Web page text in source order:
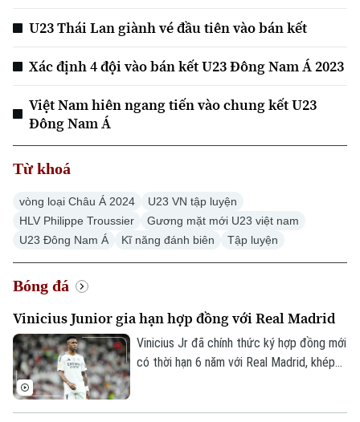
Thời sự
Hà Nội
Xã hội
An ninh trật tự
Công nghệ
Hà Nội
Nhịp sống Hà Nội
Khoảnh khắc Hà Nội
Ẩm thực
Tin tức
Quân sự
Hồ sơ
Kinh tế
Tin tức
Cafe sáng
Nhà đất
Tin tức
U23 Thái Lan giành vé đầu tiên vào bán kết
Xác định 4 đội vào bán kết U23 Đông Nam Á 2023
Việt Nam hiên ngang tiến vào chung kết U23
Đông Nam Á
Từ khoá
vòng loại Châu Á 2024
U23 VN tập luyện
HLV Philippe Troussier
Gương mặt mới U23 việt nam
U23 Đông Nam Á
Kĩ năng đánh biên Tập luyện
Bóng đá
Vinicius Junior gia hạn hợp đồng với Real Madrid
Vinicius Jr đã chính thức ký hợp đồng mới
có thời hạn 6 năm với Real Madrid, khép